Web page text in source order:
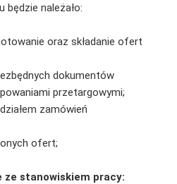
należało:
oraz składanie ofert
dokumentów
przetargowymi;
zamówień
ofert;
ze stanowiskiem pracy: